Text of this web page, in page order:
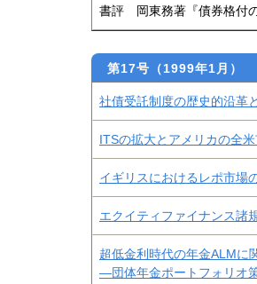
書評 岡東務著『債券格付
第17号（1999年1月）
社債受託制度の歴史的沿革
ITSの拡大とアメリカの全
イギリスにおけるレポ市場
エクイティファイナンス諸
超低金利時代の年金ALMに
―団体年金ポートフォリオ